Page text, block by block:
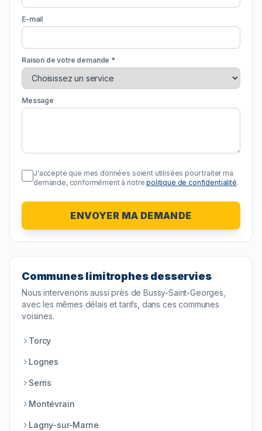
E-mail
Raison de votre demande *
Message
J'accepte que mes données soient utilisées pour traiter ma
demande, conformément à notre politique de confidentialité.
ENVOYER MA DEMANDE
Communes limitrophes desservies
Nous intervenons aussi près deBussy-Saint-Georges
avec les mêmes délais et tarifs, dans ces communes
voisines.
Torcy
Lognes
Serris
Montévrain
Lagny-sur-Marne